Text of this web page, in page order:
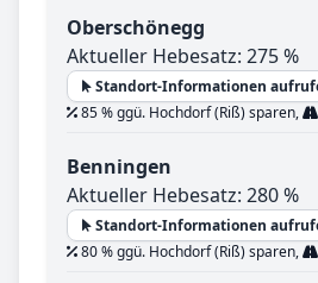
Oberschönegg
Aktueller Hebesatz: 275 %
Standort-Informationen
85 % ggü. Hochdorf (Riß) sparen,
Benningen
Aktueller Hebesatz: 280 %
Standort-Informationen
80 % ggü. Hochdorf (Riß) sparen,